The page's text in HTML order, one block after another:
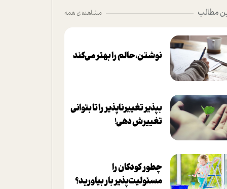
مطالب مشاهده ی همه
نوشتن، حالم را بهتر می‌کند
بپذير تغييرناپذير را تا بتواني
تغييرش دهي!‏
چطور کودکان را
مسئولیت‌پذیر بار بیاورید؟